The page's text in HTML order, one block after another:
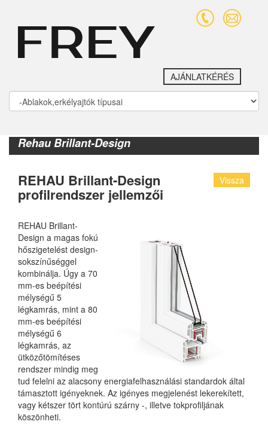
AJÁNLATKÉRÉS
Rehau Brillant-Design
Vissza
REHAU Brillant-Design
profilrendszer jellemzői
REHAU Brillant-
Design a magas fokú
hőszigetelést design-
sokszínűséggel
kombinálja. Úgy a 70
mm-es beépítési
mélységű 5
légkamrás, mint a 80
mm-es beépítési
mélységű 6
légkamrás, az
ütközőtömítéses
rendszer mindig meg
tud felelni az alacsony energiafelhasználási standardok által
támasztott igényeknek. Az igényes megjelenést lekerekített,
vagy kétszer tört kontúrú szárny -, illetve tokprofiljának
köszönheti.